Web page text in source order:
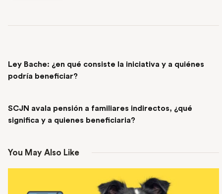
Ley Bache: ¿en qué consiste la iniciativa y a quiénes
podría beneficiar?
SCJN avala pensión a familiares indirectos, ¿qué
significa y a quienes beneficiaria?
You May Also Like